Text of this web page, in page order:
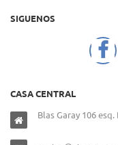
SIGUENOS
CASA CENTRAL
Blas Garay 106